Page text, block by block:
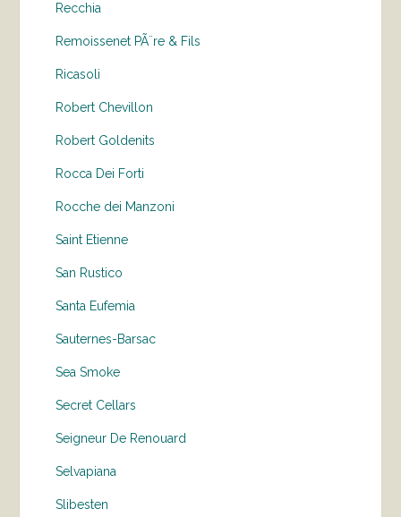
Recchia
Remoissenet PÃ¨re & Fils
Ricasoli
Robert Chevillon
Robert Goldenits
Rocca Dei Forti
Rocche dei Manzoni
Saint Etienne
San Rustico
Santa Eufemia
Sauternes-Barsac
Sea Smoke
Secret Cellars
Seigneur De Renouard
Selvapiana
Slibesten